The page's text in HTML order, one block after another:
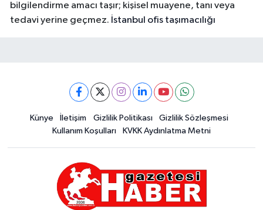
bilgilendirme amacı taşır; kişisel muayene, tanı veya
tedavi yerine geçmez. İstanbul ofis taşımacılığı
Künye İletişim Gizlilik Politikası
Gizlilik Sözleşmesi
Kullanım Koşulları
KVKK Aydınlatma Metni